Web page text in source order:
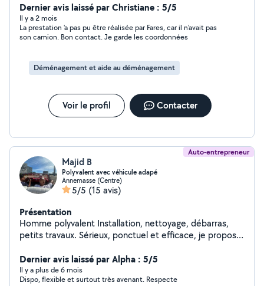
travaux. Je suis sérieux ponctuel et arrangeant sur les
tarifs ;)
Dernier avis laissé par Christiane : 5/5
Il y a 2 mois
La prestation 'a pas pu être réalisée par Fares, car il n'avait pas
son camion. Bon contact. Je garde les coordonnées
Déménagement et aide au déménagement
Voir le profil Contacter
Auto-entrepreneur
Majid B
Polyvalent avec véhicule adapé
Annemasse (Centre)
5/5 (15 avis)
Présentation
Homme polyvalent Installation, nettoyage, débarras,
petits travaux. Sérieux, ponctuel et efficace, je propose
travaux. Je travaille avec soin et dans le respect des
délais. Polyvalent et réactif, je m'adapte à vos besoins,
que ce soit pour une urgence ou une intervention
Dernier avis laissé par Alpha : 5/5
Il y a plus de 6 mois
Dispo, flexible et surtout très avenant. Respecte